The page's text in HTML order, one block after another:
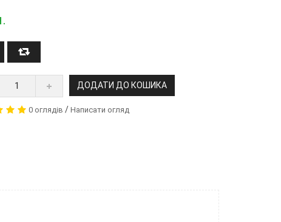
ДОДАТИ ДО КОШИКА
0 оглядів /Написати огляд